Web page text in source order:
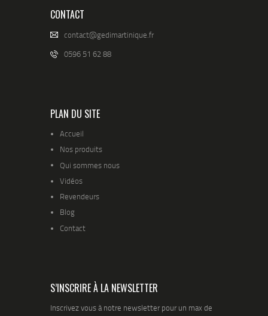
CONTACT
contact@gedimartinique.fr
0596 51 62 88
PLAN DU SITE
Accueil
Nos produits
Qui sommes nous
Vidéos
Revendeurs
Blog
Contact
S’INSCRIRE À LA NEWSLETTER
Inscrivez vous à notre newsletter pour un max de